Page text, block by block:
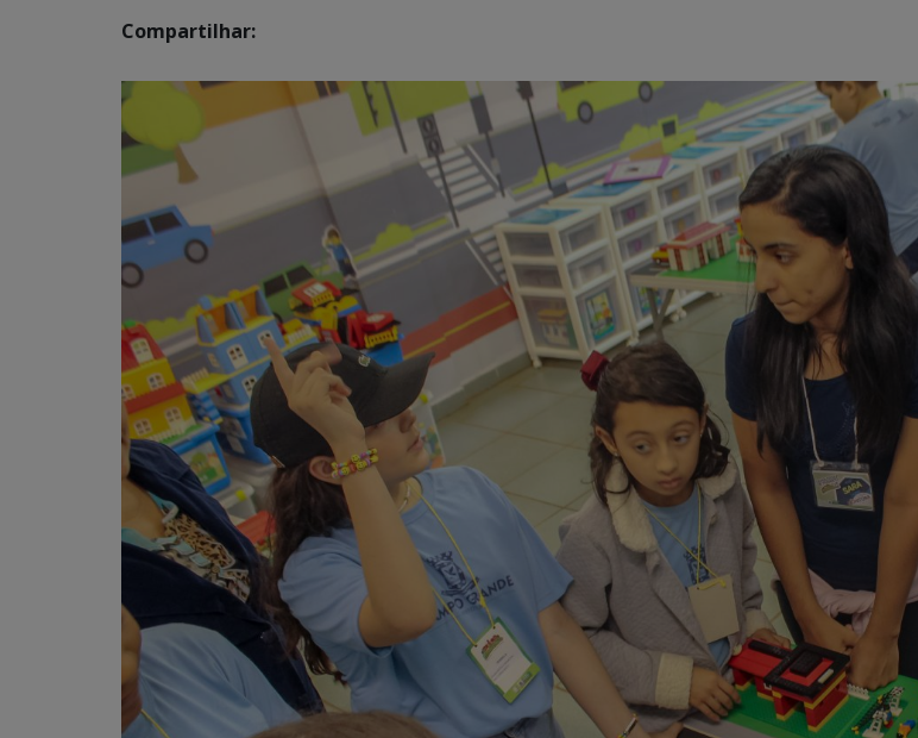
Compartilhar: